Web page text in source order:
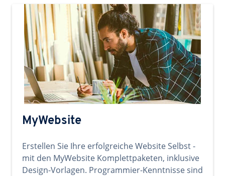
MyWebsite
Erstellen Sie Ihre erfolgreiche Website Selbst -
mit den MyWebsite Komplettpaketen, inklusive
Design-Vorlagen. Programmier-Kenntnisse sind